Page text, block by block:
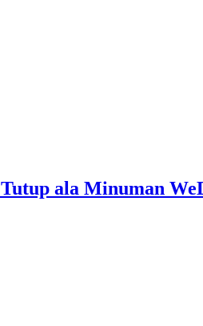
ala Minuman